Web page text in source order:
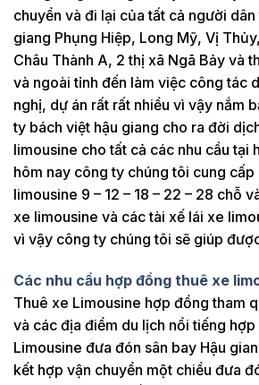
chuyển và đi lại của tất cả người
giang Phụng Hiệp, Long Mỹ, Vị
Châu Thành A, 2 thị xã Ngã Bảy và
và ngoài tỉnh đến làm việc công tác
nghị, dự án rất rất nhiều vì vậy nắm
ty bách việt hậu giang cho ra đời
limousine cho tất cả các nhu cầu tại
hôm nay công ty chúng tôi cung
limousine 9 – 12 – 18 – 22 – 28 chỗ
xe limousine và các tài xế lái xe
vì vậy công ty chúng tôi sẽ giúp
Các nhu cầu hợp đồng thuê xe
Thuê xe Limousine hợp đồng tham
và các địa điểm du lịch nổi tiếng
Limousine đưa đón sân bay Hậu
kết hợp vận chuyển một chiều đưa